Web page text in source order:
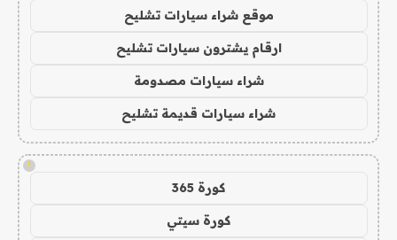
موقع شراء سيارات تشليح
ارقام يشترون سيارات تشليح
شراء سيارات مصدومة
شراء سيارات قديمة تشليح
!
كورة 365
كورة سيتي